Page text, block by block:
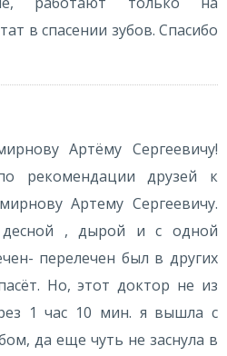
в спасении зубов. Спасибо
Артёму Сергеевичу!
рекомендации друзей к
Артему Сергеевичу.
, дырой и с одной
перелечен был в других
Но, этот доктор не из
1 час 10 мин. я вышла с
да еще чуть не заснула в